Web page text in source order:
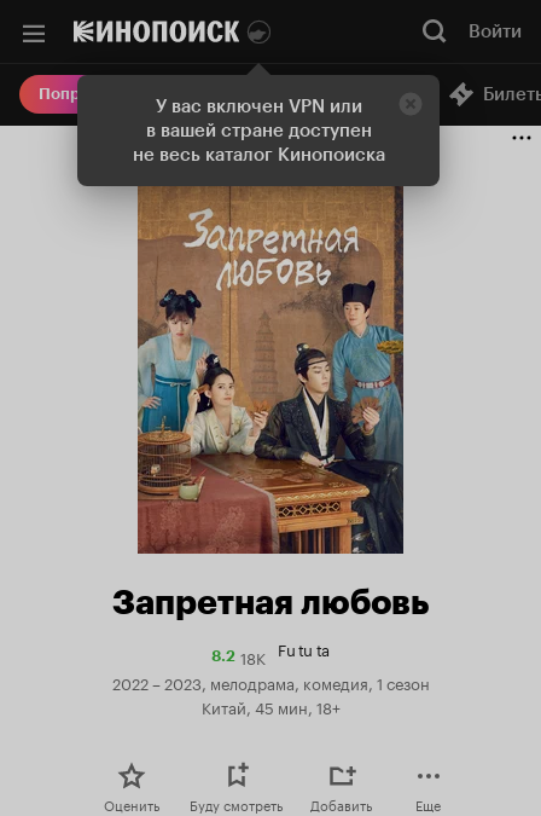
У вас включен VPN или
в вашей стране доступен
не весь каталог Кинопоиска
Войти
Попробовать Плюс Онлайн-кинотеатр
Запретная любовь
8.2Рейтинг
8.2
18K Fu tu ta
2022 – 2023, мелодрама, комедия, 1 сезон
Китай, 45 мин, 18+
Оценить Буду смотреть Добавить Еще